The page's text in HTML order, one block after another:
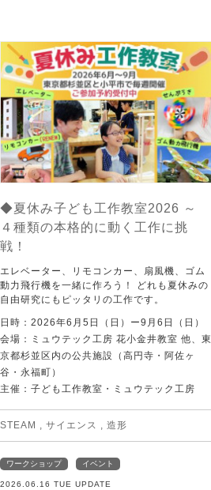
◆夏休み子ども工作教室2026 ～
４種類の本格的に動く工作に挑
戦！
エレベーター、リモコンカー、扇風機、ゴム
動力飛行機を一緒に作ろう！ どれも夏休みの
自由研究にもピッタリの工作です。
日時：2026年6月5日（日）ー9月6日（日）
会場：ミュウテック工房 花小金井教室 他、東
京都杉並区内の公共施設（高円寺・阿佐ヶ
谷・永福町）
主催：子ども工作教室・ミュウテック工房
STEAM , サイエンス , 造形
ワークショップ イベント
2026.06.16 TUE UPDATE